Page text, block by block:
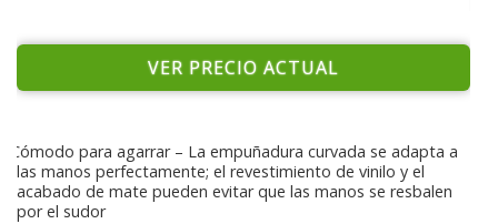
VER PRECIO ACTUAL
Cómodo para agarrar – La empuñadura curvada se adapta a
las manos perfectamente; el revestimiento de vinilo y el
acabado de mate pueden evitar que las manos se resbalen
por el sudor